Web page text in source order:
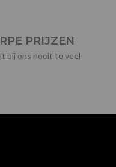
PRIJZEN
bij ons nooit te veel